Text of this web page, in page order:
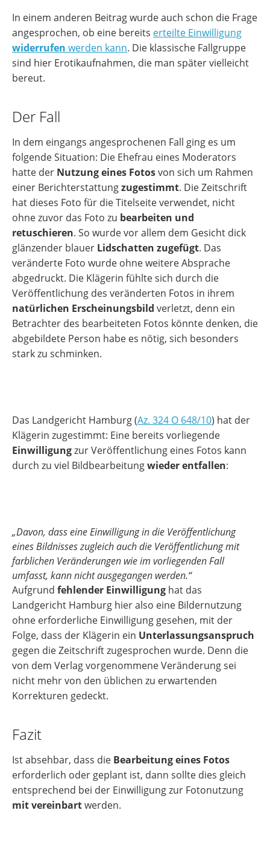
In einem anderen Beitrag wurde auch schon die Frage
angesprochen, ob eine bereits erteilte Einwilligung
widerrufen werden kann. Die klassische Fallgruppe
sind hier Erotikaufnahmen, die man später vielleicht
bereut.
Der Fall
In dem eingangs angesprochenen Fall ging es um
folgende Situation: Die Ehefrau eines Moderators
hatte der Nutzung eines Fotosvon sich um Rahmen
einer Berichterstattungzugestimmt. Die Zeitschrift
hat dieses Foto für die Titelseite verwendet, nicht
ohne zuvor das Foto zu bearbeiten und
retuschieren. So wurde vor allem dem Gesicht dick
glänzender blauer Lidschatten zugefügt. Das
veränderte Foto wurde ohne weitere Absprache
abgedruckt. Die Klägerin fühlte sich durch die
Veröffentlichung des veränderten Fotos in ihrem
natürlichen Erscheinungsbild verletzt, denn ein
Betrachter des bearbeiteten Fotos könnte denken, die
abgebildete Person habe es nötig, sich besonders
stark zu schminken.
Das Landgericht Hamburg (Az. 324 O 648/10) hat der
Klägerin zugestimmt: Eine bereits vorliegende
Einwilligungzur Veröffentlichung eines Fotos kann
durch zu viel Bildbearbeitungwieder entfallen:
„Davon, dass eine Einwilligung in die Veröffentlichung
eines Bildnisses zugleich auch die Veröffentlichung mit
farblichen Veränderungen wie im vorliegenden Fall
umfasst, kann nicht ausgegangen werden.“
Aufgrund fehlender Einwilligung hat das
Landgericht Hamburg hier also eine Bildernutzung
ohne erforderliche Einwilligung gesehen, mit der
Folge, dass der Klägerin ein Unterlassungsanspruch
gegen die Zeitschrift zugesprochen wurde. Denn die
von dem Verlag vorgenommene Veränderung sei
nicht mehr von den üblichen zu erwartenden
Korrekturen gedeckt.
Fazit
Ist absehbar, dass die Bearbeitung eines Fotos
erforderlich oder geplant ist, dann sollte dies gleich
entsprechend bei der Einwilligung zur Fotonutzung
mit vereinbartwerden.